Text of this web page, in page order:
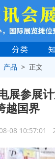
分类
产品 > 正文
展参展
越国界
08 10:57:01